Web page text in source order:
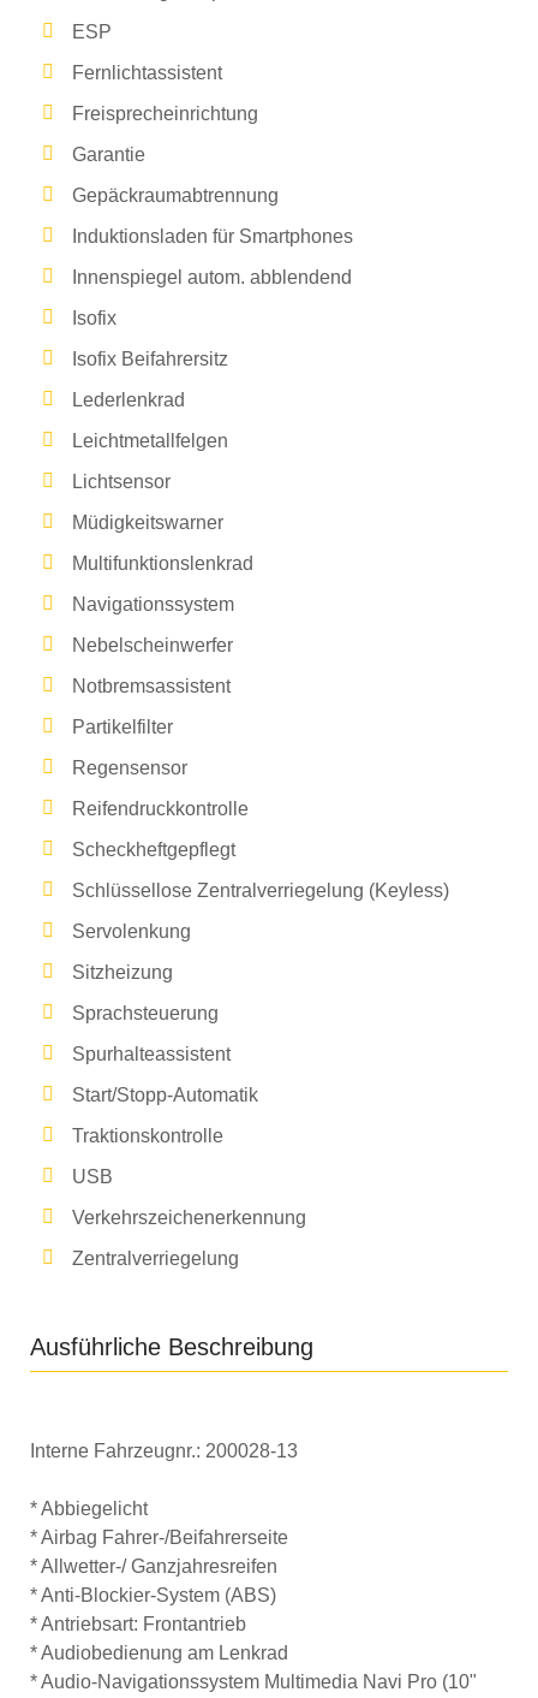
ESP
Fernlichtassistent
Freisprecheinrichtung
Garantie
Gepäckraumabtrennung
Induktionsladen für Smartphones
Innenspiegel autom. abblendend
Isofix
Isofix Beifahrersitz
Lederlenkrad
Leichtmetallfelgen
Lichtsensor
Müdigkeitswarner
Multifunktionslenkrad
Navigationssystem
Nebelscheinwerfer
Notbremsassistent
Partikelfilter
Regensensor
Reifendruckkontrolle
Scheckheftgepflegt
Schlüssellose Zentralverriegelung (Keyless)
Servolenkung
Sitzheizung
Sprachsteuerung
Spurhalteassistent
Start/Stopp-Automatik
Traktionskontrolle
USB
Verkehrszeichenerkennung
Zentralverriegelung
Ausführliche Beschreibung
Interne Fahrzeugnr.: 200028-13
* Abbiegelicht
* Airbag Fahrer-/Beifahrerseite
* Allwetter-/ Ganzjahresreifen
* Anti-Blockier-System (ABS)
* Antriebsart: Frontantrieb
* Audiobedienung am Lenkrad
* Audio-Navigationssystem Multimedia Navi Pro (10"